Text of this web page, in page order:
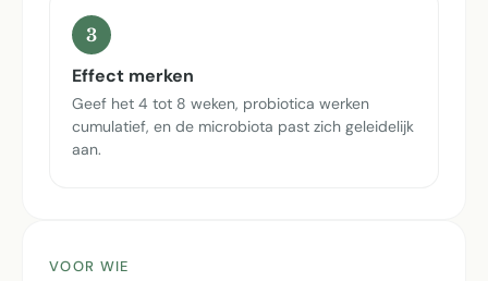
3
Effect merken
Geef het 4 tot 8 weken, probiotica werken
cumulatief, en de microbiota past zich geleidelijk
aan.
VOOR WIE